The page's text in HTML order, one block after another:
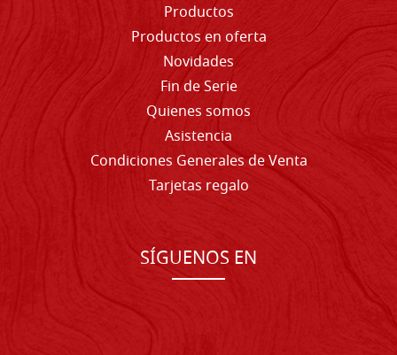
Productos
Productos en oferta
Novidades
Fin de Serie
Quienes somos
Asistencia
Condiciones Generales de Venta
Tarjetas regalo
SÍGUENOS EN